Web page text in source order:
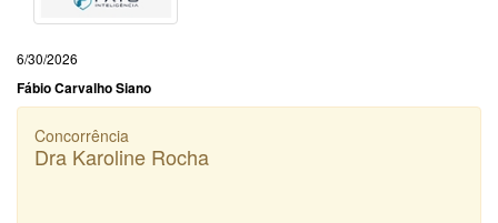
6/30/2026
Fábio Carvalho Siano
Concorrência
Dra Karoline Rocha